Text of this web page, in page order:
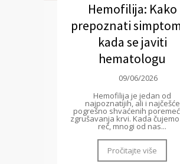
Hemofilija: Kako
prepoznati
kada se javiti
hematologu
09/06/2026
Hemofilija je jedan od
najpoznatijih, ali i najčešće
pogrešno shvaćenih
zgrušavanja krvi. Kada
reč, mnogi od nas...
Pročitajte više